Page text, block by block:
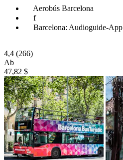
Aerobús Barcelona
f
Barcelona: Audioguide-App
4,4 (266)
Ab
47,82 $